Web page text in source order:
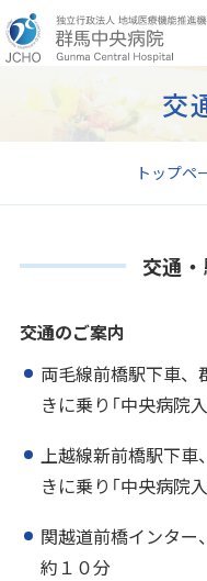
トップペ
交
交通
交通のご案内
両毛線前橋駅下車
きに乗り「中央病院
上越線新前橋駅下車
きに乗り「中央病院
関越道前橋インタ
約１０分